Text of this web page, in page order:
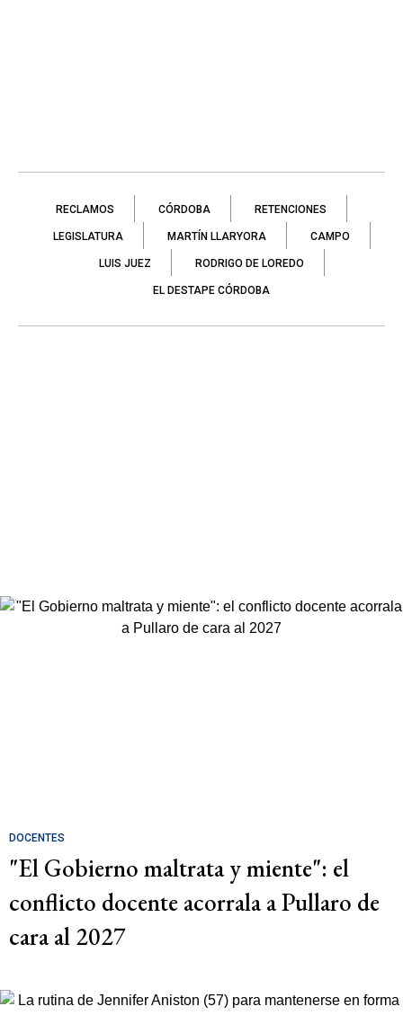
RECLAMOS CÓRDOBA RETENCIONES
LEGISLATURA MARTÍN LLARYORA CAMPO
LUIS JUEZ RODRIGO DE LOREDO
EL DESTAPE CÓRDOBA
DOCENTES
"El Gobierno maltrata y miente": el
conflicto docente acorrala a Pullaro de
cara al 2027